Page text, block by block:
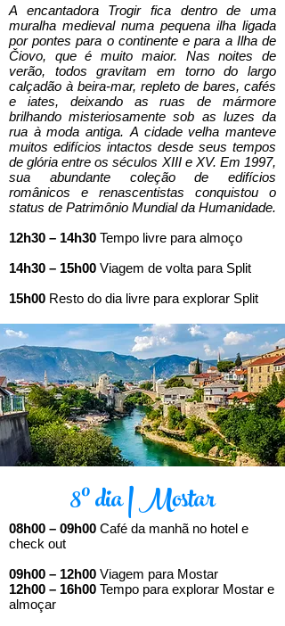
A encantadora Trogir fica dentro de uma
muralha medieval numa pequena ilha ligada
por pontes para o continente e para a Ilha de
Čiovo, que é muito maior. Nas noites de
verão, todos gravitam em torno do largo
calçadão à beira-mar, repleto de bares, cafés
e iates, deixando as ruas de mármore
brilhando misteriosamente sob as luzes da
rua à moda antiga. A cidade velha manteve
muitos edifícios intactos desde seus tempos
de glória entre os séculos XIII e XV. Em 1997,
sua abundante coleção de edifícios
românicos e renascentistas conquistou o
status de Patrimônio Mundial da Humanidade.
12h30 – 14h30 Tempo livre para almoço
14h30 – 15h00 Viagem de volta para Split
15h00 Resto do dia livre para explorar Split
8º dia | Mostar
08h00 – 09h00 Café da manhã no hotel e
check out
09h00 – 12h00 Viagem para Mostar
12h00 – 16h00 Tempo para explorar Mostar e
almoçar